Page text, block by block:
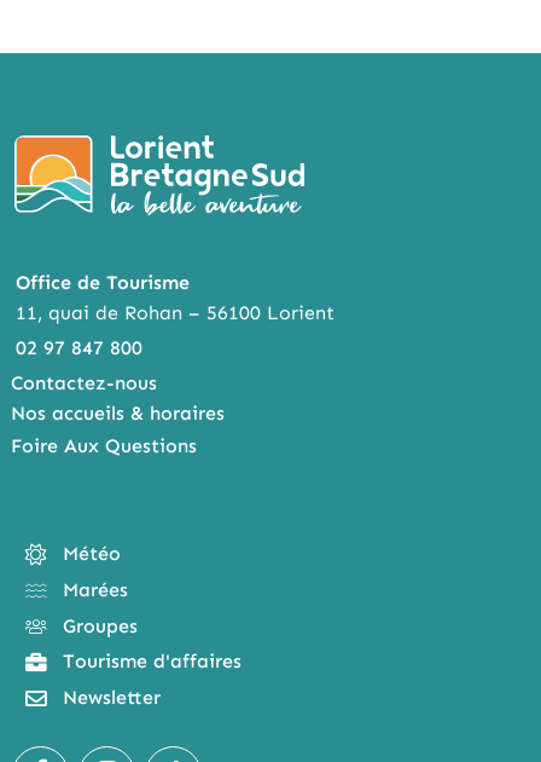
Office de Tourisme
11, quai de Rohan – 56100 Lorient
02 97 847 800
Contactez-nous
Nos accueils & horaires
Foire Aux Questions
Météo
Marées
Groupes
Tourisme d'affaires
Newsletter